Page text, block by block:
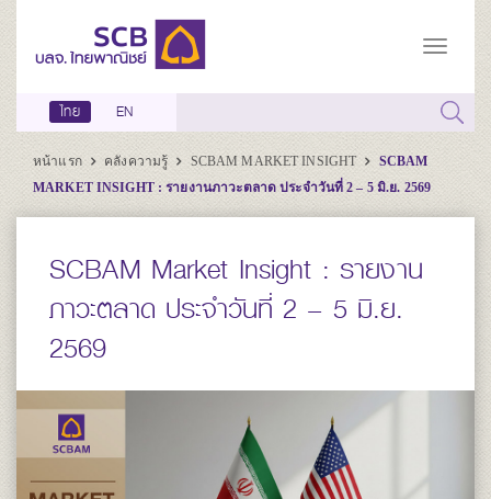
ไทย EN
หน้าแรก คลังความรู้ SCBAM MARKET INSIGHT
SCBAM
MARKET INSIGHT : รายงานภาวะตลาด ประจำวันที่ 2 – 5 มิ.ย. 2569
SCBAM Market Insight : รายงาน
ภาวะตลาด ประจำวันที่ 2 – 5 มิ.ย.
2569